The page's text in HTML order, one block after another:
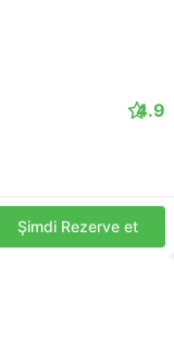
4.9
Şimdi Rezerve et